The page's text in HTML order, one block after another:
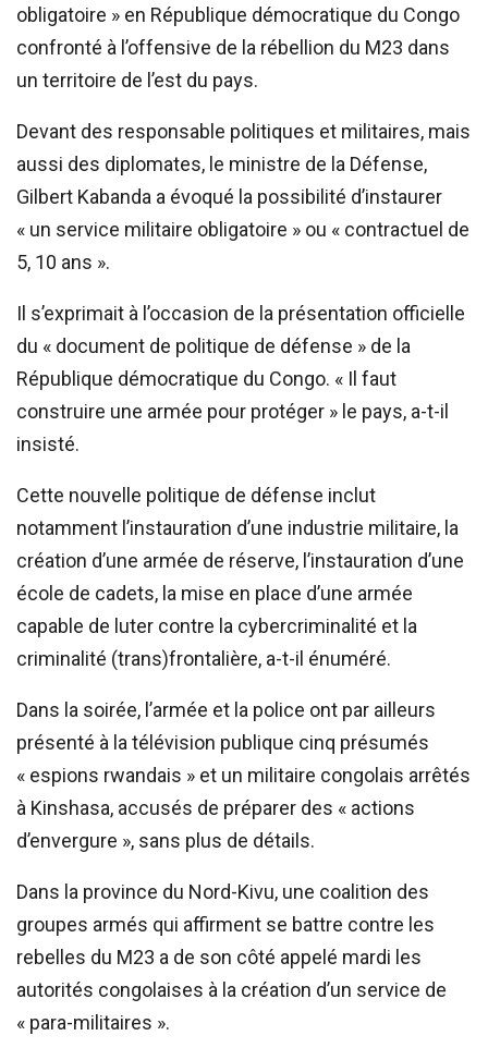
obligatoire » en République démocratique du Congo
confronté à l’offensive de la rébellion du M23 dans
un territoire de l’est du pays.
Devant des responsable politiques et militaires, mais
aussi des diplomates, le ministre de la Défense,
Gilbert Kabanda a évoqué la possibilité d’instaurer
« un service militaire obligatoire » ou « contractuel de
5, 10 ans ».
Il s’exprimait à l’occasion de la présentation officielle
du « document de politique de défense » de la
République démocratique du Congo. « Il faut
construire une armée pour protéger » le pays, a-t-il
insisté.
Cette nouvelle politique de défense inclut
notamment l’instauration d’une industrie militaire, la
création d’une armée de réserve, l’instauration d’une
école de cadets, la mise en place d’une armée
capable de luter contre la cybercriminalité et la
criminalité (trans)frontalière, a-t-il énuméré.
Dans la soirée, l’armée et la police ont par ailleurs
présenté à la télévision publique cinq présumés
« espions rwandais » et un militaire congolais arrêtés
à Kinshasa, accusés de préparer des « actions
d’envergure », sans plus de détails.
Dans la province du Nord-Kivu, une coalition des
groupes armés qui affirment se battre contre les
rebelles du M23 a de son côté appelé mardi les
autorités congolaises à la création d’un service de
« para-militaires ».